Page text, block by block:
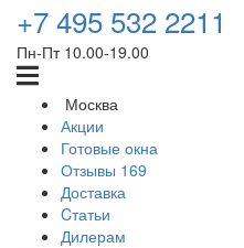
+7 495 532 2211
Пн-Пт 10.00‑19.00
Москва
Акции
Готовые окна
Отзывы 169
Доставка
Cтатьи
Дилерам